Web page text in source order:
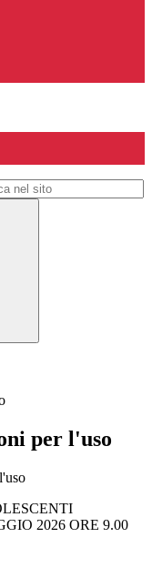
per l'uso
2026 ORE 9.00